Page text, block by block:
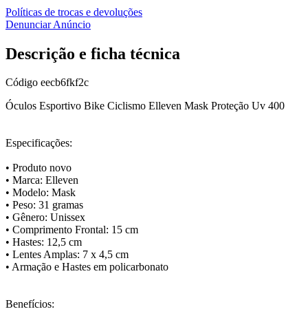
Políticas de trocas e devoluções
Denunciar Anúncio
Descrição e ficha técnica
Código eecb6fkf2c
Óculos Esportivo Bike Ciclismo Elleven Mask Proteção Uv 400
Especificações:
• Produto novo
• Marca: Elleven
• Modelo: Mask
• Peso: 31 gramas
• Gênero: Unissex
• Comprimento Frontal: 15 cm
• Hastes: 12,5 cm
• Lentes Amplas: 7 x 4,5 cm
• Armação e Hastes em policarbonato
Benefícios: